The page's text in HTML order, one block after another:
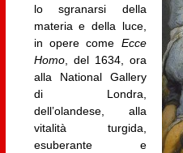
lo sgranarsi della
materia e della luce,
in opere come Ecce
Homo, del 1634, ora
alla National Gallery
di Londra,
dell’olandese, alla
vitalità turgida,
esuberante e